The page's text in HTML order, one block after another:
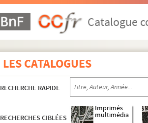
Catalogue
LES CATALOGUES
RECHERCHE RAPIDE
RECHERCHES CIBLÉES
Imprimés
multimédia